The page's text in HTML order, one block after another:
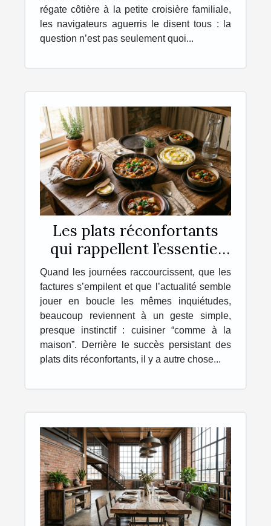
régate côtière à la petite croisière familiale,
les navigateurs aguerris le disent tous : la
question n’est pas seulement quoi...
Les plats réconfortants
qui rappellent l’essentiel
chez soi
Quand les journées raccourcissent, que les
factures s’empilent et que l’actualité semble
jouer en boucle les mêmes inquiétudes,
beaucoup reviennent à un geste simple,
presque instinctif : cuisiner “comme à la
maison”. Derrière le succès persistant des
plats dits réconfortants, il y a autre chose...